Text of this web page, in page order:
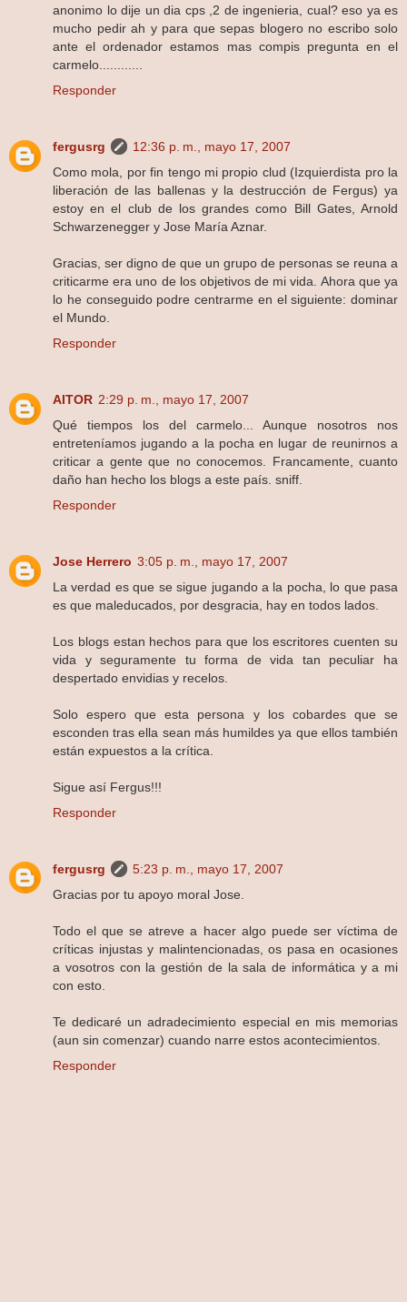
anonimo lo dije un dia cps ,2 de ingenieria, cual? eso ya es
mucho pedir ah y para que sepas blogero no escribo solo
ante el ordenador estamos mas compis pregunta en el
carmelo............
Responder
fergusrg
12:36 p. m., mayo 17, 2007
Como mola, por fin tengo mi propio clud (Izquierdista pro la
liberación de las ballenas y la destrucción de Fergus) ya
estoy en el club de los grandes como Bill Gates, Arnold
Schwarzenegger y Jose María Aznar.
Gracias, ser digno de que un grupo de personas se reuna a
criticarme era uno de los objetivos de mi vida. Ahora que ya
lo he conseguido podre centrarme en el siguiente: dominar
el Mundo.
Responder
AITOR 2:29 p. m., mayo 17, 2007
Qué tiempos los del carmelo... Aunque nosotros nos
entreteníamos jugando a la pocha en lugar de reunirnos a
criticar a gente que no conocemos. Francamente, cuanto
daño han hecho los blogs a este país. sniff.
Responder
Jose Herrero 3:05 p. m., mayo 17, 2007
La verdad es que se sigue jugando a la pocha, lo que pasa
es que maleducados, por desgracia, hay en todos lados.
Los blogs estan hechos para que los escritores cuenten su
vida y seguramente tu forma de vida tan peculiar ha
despertado envidias y recelos.
Solo espero que esta persona y los cobardes que se
esconden tras ella sean más humildes ya que ellos también
están expuestos a la crítica.
Sigue así Fergus!!!
Responder
fergusrg
5:23 p. m., mayo 17, 2007
Gracias por tu apoyo moral Jose.
Todo el que se atreve a hacer algo puede ser víctima de
críticas injustas y malintencionadas, os pasa en ocasiones
a vosotros con la gestión de la sala de informática y a mi
con esto.
Te dedicaré un adradecimiento especial en mis memorias
(aun sin comenzar) cuando narre estos acontecimientos.
Responder